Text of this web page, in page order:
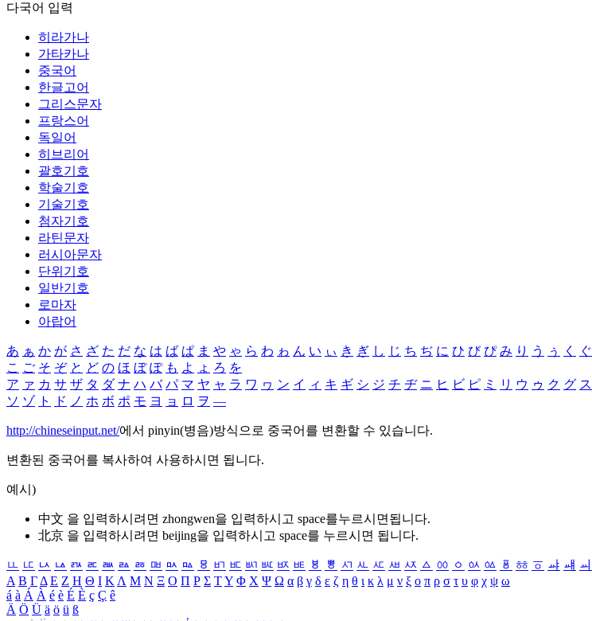
다국어 입력
히라가나
가타카나
중국어
한글고어
그리스문자
프랑스어
독일어
히브리어
괄호기호
학술기호
기술기호
첨자기호
라틴문자
러시아문자
단위기호
일반기호
로마자
아랍어
あ ぁ か が さ ざ た だ な は ば ぱ ま や ゃ ら わ ゎ ん い ぃ き ぎ し じ ち ぢ に ひ び ぴ み り う ぅ く ぐ
こ ご そ ぞ と ど の ほ ぼ ぽ も よ ょ ろ を
ア ァ カ サ ザ タ ダ ナ ハ バ パ マ ヤ ャ ラ ワ ヮ ン イ ィ キ ギ シ ジ チ ヂ ニ ヒ ビ ピ ミ リ ウ ゥ ク グ ス
ソ ゾ ト ド ノ ホ ボ ポ モ ヨ ョ ロ ヲ ―
http://chineseinput.net/에서 pinyin(병음)방식으로 중국어를 변환할 수 있습니다.
변환된 중국어를 복사하여 사용하시면 됩니다.
예시)
中文 을 입력하시려면 zhongwen을 입력하시고 space를누르시면됩니다.
北京 을 입력하시려면 beijing을 입력하시고 space를 누르시면 됩니다.
ㅥ ㅦ ㅧ ㅨ ㅩ ㅪ ㅫ ㅬ ㅭ ㅮ ㅯ ㅰ ㅱ ㅲ ㅳ ㅴ ㅵ ㅶ ㅷ ㅸ ㅹ ㅺ ㅻ ㅼ ㅽ ㅾ ㅿ ㆀ ㆁ ㆂ ㆃ ㆄ ㆅ ㆆ ㆇ ㆈ ㆉ
Α Β ΓΔ Ε Ζ Η Θ Ι ΚΛ Μ Ν Ξ Ο Π Ρ Σ ΤΥ Φ Χ Ψ Ω α β γ δ ε ζ η θ ι κ λ μ ν ξ ο π ρ σ τ υ φ χ ψ ω
á à Á À é è É È ç Ç ê
Ä Ö Ü ä ö ü ß